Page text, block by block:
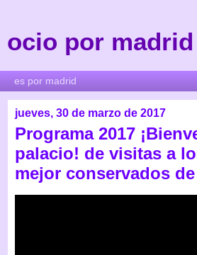
ocio por madrid
jueves, 30 de marzo de 2017
Programa 2017
palacio! de visitas a
mejor conservados